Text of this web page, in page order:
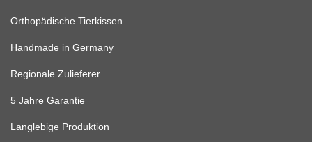
Orthopädische Tierkissen
Handmade in Germany
Regionale Zulieferer
5 Jahre Garantie
Langlebige Produktion